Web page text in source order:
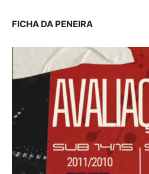
FICHA DA PENEIRA